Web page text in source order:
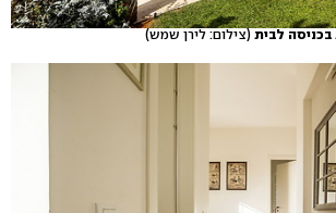
לבית (צילום: לירן שמש)